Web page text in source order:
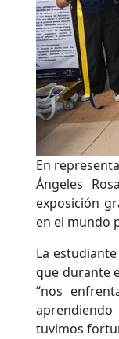
En
Ángeles
exposición
en el mundo
La
que durante
“nos
tuvimos